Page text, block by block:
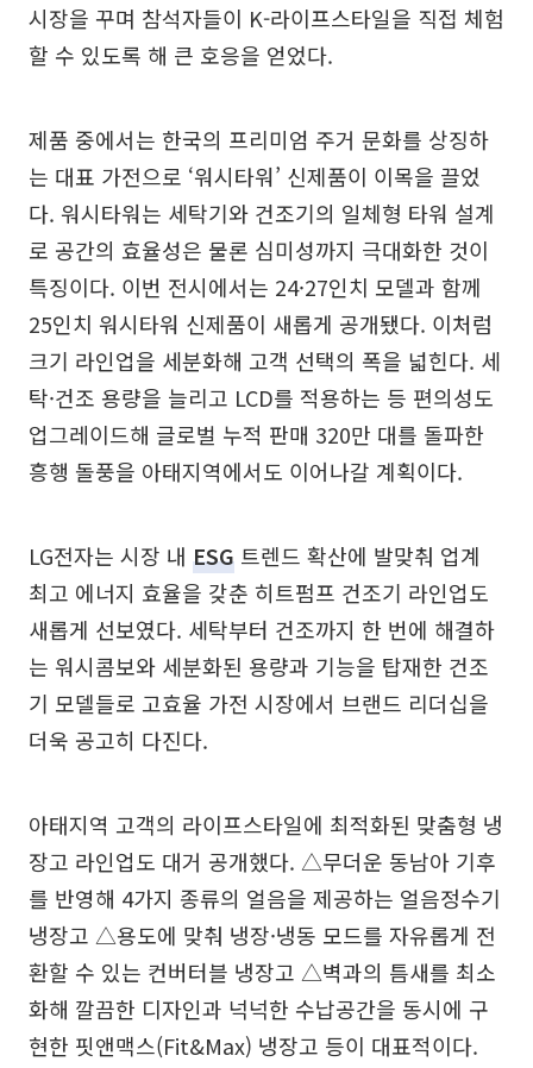
시장을 꾸며 참석자들이 K-라이프스타일을 직접 체험
할 수 있도록 해 큰 호응을 얻었다.
제품 중에서는 한국의 프리미엄 주거 문화를 상징하
는 대표 가전으로 ‘워시타워’ 신제품이 이목을 끌었
다. 워시타워는 세탁기와 건조기의 일체형 타워 설계
로 공간의 효율성은 물론 심미성까지 극대화한 것이
특징이다. 이번 전시에서는 24·27인치 모델과 함께
25인치 워시타워 신제품이 새롭게 공개됐다. 이처럼
크기 라인업을 세분화해 고객 선택의 폭을 넓힌다. 세
탁·건조 용량을 늘리고 LCD를 적용하는 등 편의성도
업그레이드해 글로벌 누적 판매 320만 대를 돌파한
흥행 돌풍을 아태지역에서도 이어나갈 계획이다.
LG전자는 시장 내 ESG 트렌드 확산에 발맞춰 업계
최고 에너지 효율을 갖춘 히트펌프 건조기 라인업도
새롭게 선보였다. 세탁부터 건조까지 한 번에 해결하
는 워시콤보와 세분화된 용량과 기능을 탑재한 건조
기 모델들로 고효율 가전 시장에서 브랜드 리더십을
더욱 공고히 다진다.
아태지역 고객의 라이프스타일에 최적화된 맞춤형 냉
장고 라인업도 대거 공개했다. △무더운 동남아 기후
를 반영해 4가지 종류의 얼음을 제공하는 얼음정수기
냉장고 △용도에 맞춰 냉장·냉동 모드를 자유롭게 전
환할 수 있는 컨버터블 냉장고 △벽과의 틈새를 최소
화해 깔끔한 디자인과 넉넉한 수납공간을 동시에 구
현한 핏앤맥스(Fit&Max) 냉장고 등이 대표적이다.